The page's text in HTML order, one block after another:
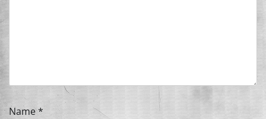
Name*